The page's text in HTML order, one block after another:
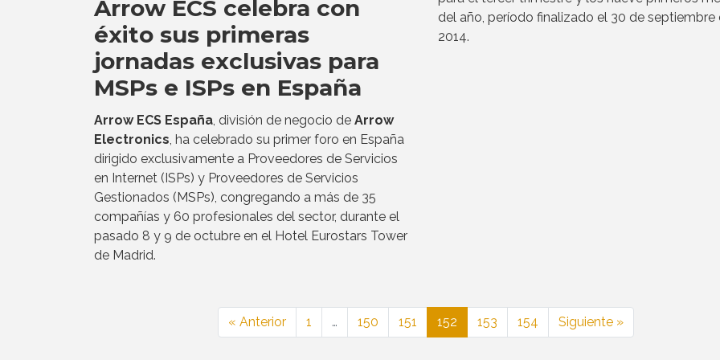
Arrow ECS celebra con
éxito sus primeras
jornadas exclusivas para
MSPs e ISPs en España
Arrow ECS España, división de negocio de Arrow
Electronics, ha celebrado su primer foro en España
dirigido exclusivamente a Proveedores de Servicios
en Internet (ISPs) y Proveedores de Servicios
Gestionados (MSPs), congregando a más de 35
compañías y 60 profesionales del sector, durante el
pasado 8 y 9 de octubre en el Hotel Eurostars Tower
de Madrid.
del año, período finalizado el 30 de septiembre
2014.
« Anterior 1 … 150 151 152 153 154 Siguiente »